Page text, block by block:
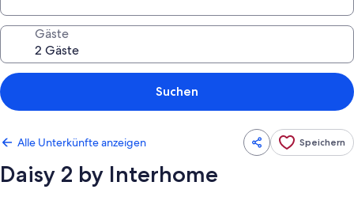
Gäste
Suchen
Alle Unterkünfte anzeigen Speichern
Daisy 2 by Interhome